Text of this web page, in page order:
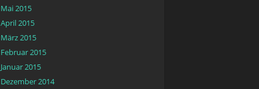
Mai 2015
April 2015
März 2015
Februar 2015
Januar 2015
Dezember 2014